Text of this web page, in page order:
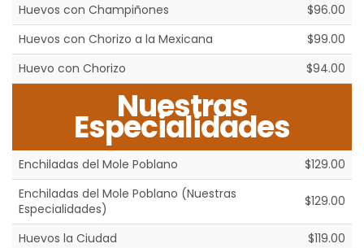
Huevos con Champiñones
$96.00
Huevos con Chorizo a la Mexicana
$99.00
Huevo con Chorizo
$94.00
Nuestras
Especialidades
Enchiladas del Mole Poblano
$129.00
Enchiladas del Mole Poblano (Nuestras
Especialidades)
$129.00
Huevos la Ciudad
$119.00